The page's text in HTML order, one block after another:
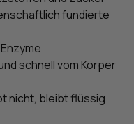
fundierte
schnell vom Körper
nicht, bleibt flüssig